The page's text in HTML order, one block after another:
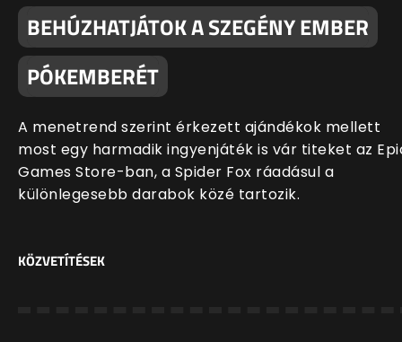
BEHÚZHATJÁTOK A SZEGÉNY EMBER
PÓKEMBERÉT
A menetrend szerint érkezett ajándékok mellett
most egy harmadik ingyenjáték is vár titeket az
Games Store-ban, a Spider Fox ráadásul a
különlegesebb darabok közé tartozik.
KÖZVETÍTÉSEK